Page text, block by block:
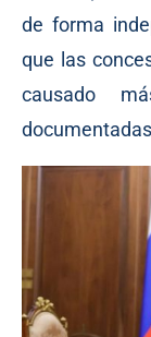
de forma
que las
causado